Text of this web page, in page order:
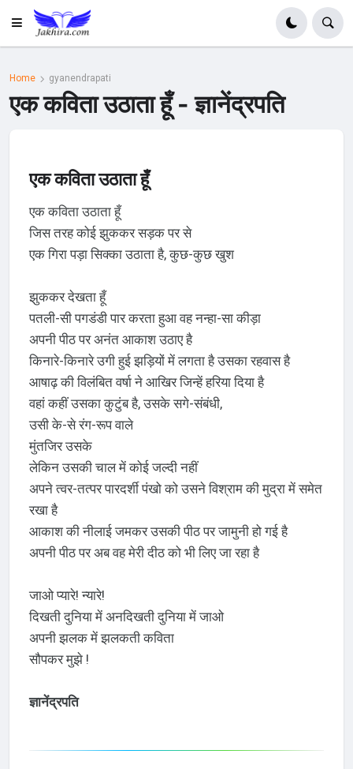
Home gyanendrapati
एक कविता उठाता हूँ - ज्ञानेंद्रपति
एक कविता उठाता हूँ
एक कविता उठाता हूँ
जिस तरह कोई झुककर सड़क पर से
एक गिरा पड़ा सिक्का उठाता है, कुछ-कुछ खुश
झुककर देखता हूँ
पतली-सी पगडंडी पार करता हुआ वह नन्हा-सा कीड़ा
अपनी पीठ पर अनंत आकाश उठाए है
किनारे-किनारे उगी हुई झड़ियों में लगता है उसका रहवास है
आषाढ़ की विलंबित वर्षा ने आखिर जिन्हें हरिया दिया है
वहां कहीं उसका कुटुंब है, उसके सगे-संबंधी,
उसी के-से रंग-रूप वाले
मुंतजिर उसके
लेकिन उसकी चाल में कोई जल्दी नहीं
अपने त्वर-तत्पर पारदर्शी पंखो को उसने विश्राम की मुद्रा में समेत
रखा है
आकाश की नीलाई जमकर उसकी पीठ पर जामुनी हो गई है
अपनी पीठ पर अब वह मेरी दीठ को भी लिए जा रहा है
जाओ प्यारे! न्यारे!
दिखती दुनिया में अनदिखती दुनिया में जाओ
अपनी झलक में झलकती कविता
सौपकर मुझे !
ज्ञानेंद्रपति